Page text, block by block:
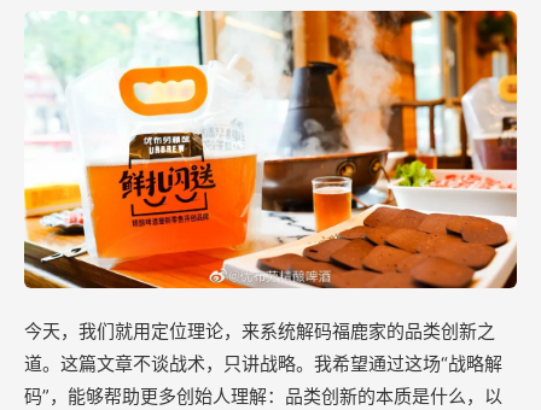
今天，我们就用定位理论，来系统解码福鹿家的品类创新之
道。这篇文章不谈战术，只讲战略。我希望通过这场“战略解
码”，能够帮助更多创始人理解：品类创新的本质是什么，以